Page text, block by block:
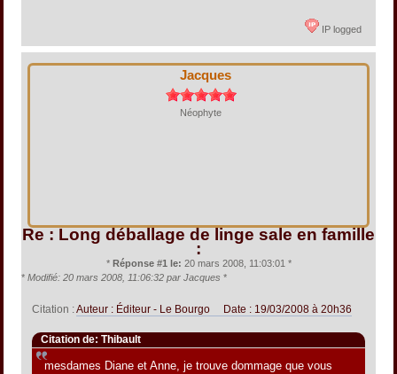
IP logged
Jacques
Néophyte
Re : Long déballage de linge sale en famille
:
* Réponse #1 le: 20 mars 2008, 11:03:01 *
* Modifié: 20 mars 2008, 11:06:32 par Jacques *
Citation :Auteur : Éditeur - Le Bourgo Date : 19/03/2008 à 20h36
Citation de: Thibault
mesdames Diane et Anne, je trouve dommage que vous